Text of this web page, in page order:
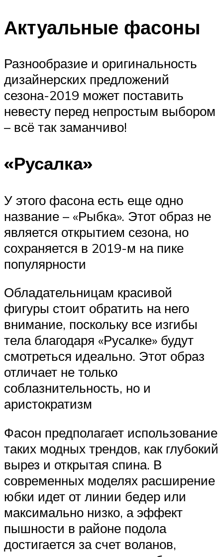
Актуальные фасоны
Разнообразие и оригинальность
дизайнерских предложений
сезона-2019 может поставить
невесту перед непростым выбором
– всё так заманчиво!
«Русалка»
У этого фасона есть еще одно
название – «Рыбка». Этот образ не
является открытием сезона, но
сохраняется в 2019-м на пике
популярности
Обладательницам красивой
фигуры стоит обратить на него
внимание, поскольку все изгибы
тела благодаря «Русалке» будут
смотреться идеально. Этот образ
отличает не только
соблазнительность, но и
аристократизм
Фасон предполагает использование
таких модных трендов, как глубокий
вырез и открытая спина. В
современных моделях расширение
юбки идет от линии бедер или
максимально низко, а эффект
пышности в районе подола
достигается за счет воланов,